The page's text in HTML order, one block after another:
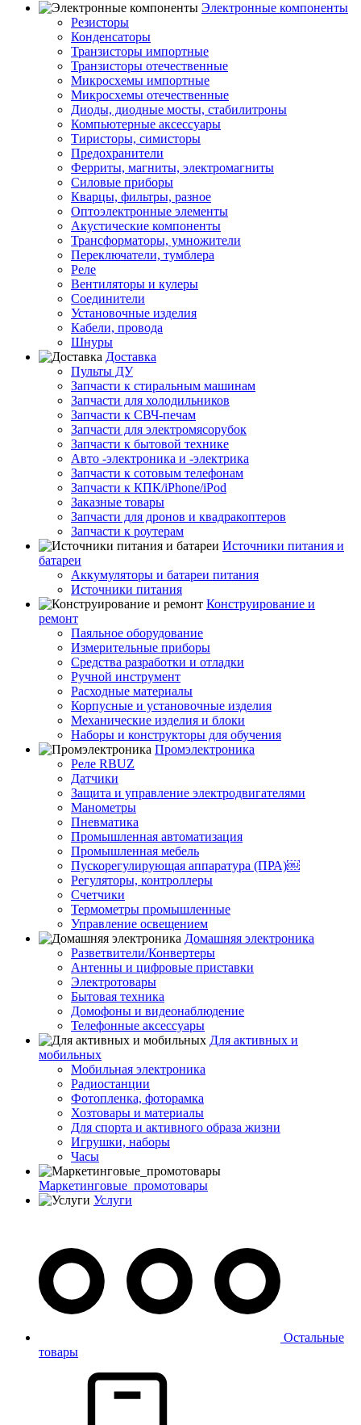
Электронные компоненты
Резисторы
Конденсаторы
Транзисторы импортные
Транзисторы отечественные
Микросхемы импортные
Микросхемы отечественные
Диоды, диодные мосты, стабилитроны
Компьютерные аксессуары
Тиристоры, симисторы
Предохранители
Ферриты, магниты, электромагниты
Силовые приборы
Кварцы, фильтры, разное
Оптоэлектронные элементы
Акустические компоненты
Трансформаторы, умножители
Переключатели, тумблера
Реле
Вентиляторы и кулеры
Соединители
Установочные изделия
Кабели, провода
Шнуры
Доставка
Пульты ДУ
Запчасти к стиральным машинам
Запчасти для холодильников
Запчасти к СВЧ-печам
Запчасти для электромясорубок
Запчасти к бытовой технике
Авто -электроника и -электрика
Запчасти к сотовым телефонам
Запчасти к КПК/iPhone/iPod
Заказные товары
Запчасти для дронов и квадракоптеров
Запчасти к роутерам
Источники питания и
батареи
Аккумуляторы и батареи питания
Источники питания
Конструирование и
ремонт
Паяльное оборудование
Измерительные приборы
Средства разработки и отладки
Ручной инструмент
Расходные материалы
Корпусные и установочные изделия
Механические изделия и блоки
Наборы и конструкторы для обучения
Промэлектроника
Реле RBUZ
Датчики
Защита и управление электродвигателями
Манометры
Пневматика
Промышленная автоматизация
Промышленная мебель
Пускорегулирующая аппаратура (ПРА)￼
Регуляторы, контроллеры
Счетчики
Термометры промышленные
Управление освещением
Домашняя электроника
Разветвители/Конвертеры
Антенны и цифровые приставки
Электротовары
Бытовая техника
Домофоны и видеонаблюдение
Телефонные аксессуары
Для активных и
мобильных
Мобильная электроника
Радиостанции
Фотопленка, фоторамка
Хозтовары и материалы
Для спорта и активного образа жизни
Игрушки, наборы
Часы
Маркетинговые_промотовары
Услуги
Остальные
товары